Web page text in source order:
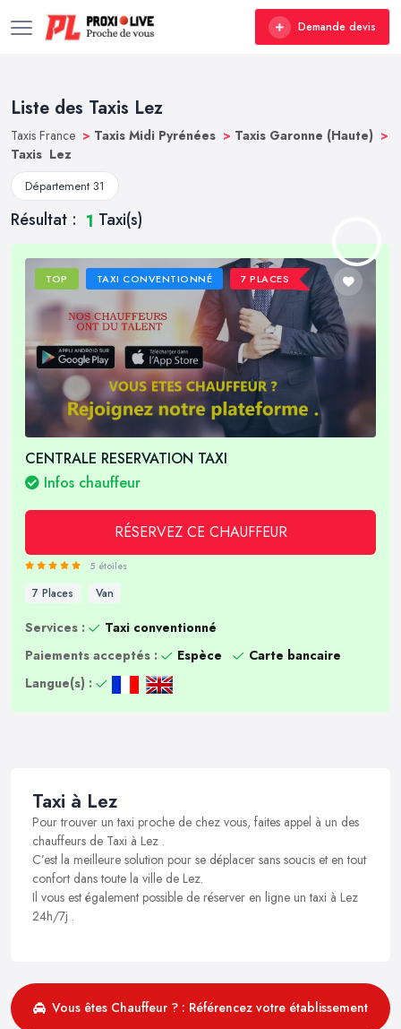
Demande devis
Liste des Taxis Lez
Taxis France > Taxis Midi Pyrénées > Taxis Garonne (Haute) >
Taxis Lez
Département 31
Résultat : 1 Taxi(s)
TOP TAXI CONVENTIONNÉ 7 PLACES
CENTRALE RESERVATION TAXI
Infos chauffeur
RÉSERVEZ CE CHAUFFEUR
5 étoiles
7 Places Van
Services :
Taxi conventionné
Paiements acceptés :
Espèce
Carte bancaire
Langue(s) :
Taxi à Lez
Pour trouver un taxi proche de chez vous, faites appel à un des
chauffeurs de Taxi à Lez .
C’est la meilleure solution pour se déplacer sans soucis et en tout
confort dans toute la ville de Lez.
Il vous est également possible de réserver en ligne un taxi à Lez
24h/7j .
Vous êtes Chauffeur ? : Référencez votre établissement